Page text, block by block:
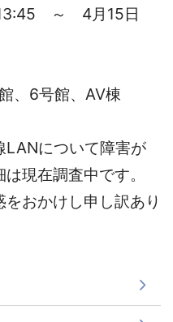
13:45 ～ 4月15日
、6号館、AV棟
LANについて障害が
現在調査中です。
おかけし申し訳あり